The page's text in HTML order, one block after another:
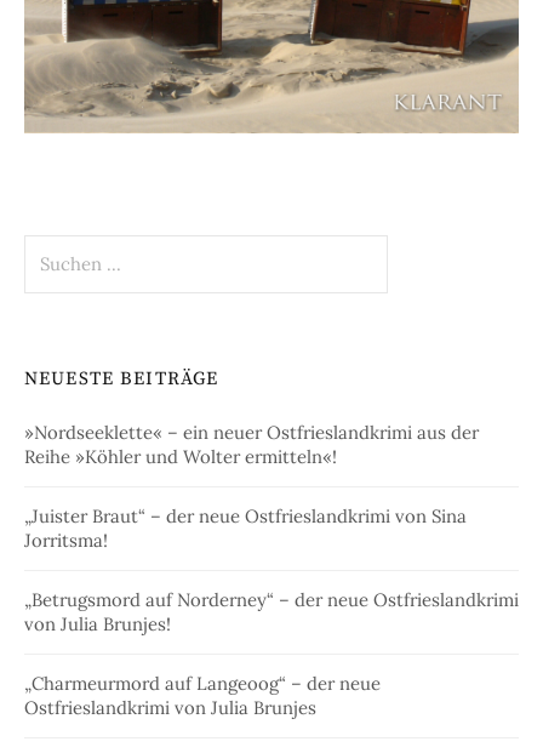
nach:
NEUESTE BEITRÄGE
»Nordseeklette« – ein neuer Ostfrieslandkrimi aus der
Reihe »Köhler und Wolter ermitteln«!
„Juister Braut“ – der neue Ostfrieslandkrimi von Sina
Jorritsma!
„Betrugsmord auf Norderney“ – der neue Ostfrieslandkrimi
von Julia Brunjes!
„Charmeurmord auf Langeoog“ – der neue
Ostfrieslandkrimi von Julia Brunjes